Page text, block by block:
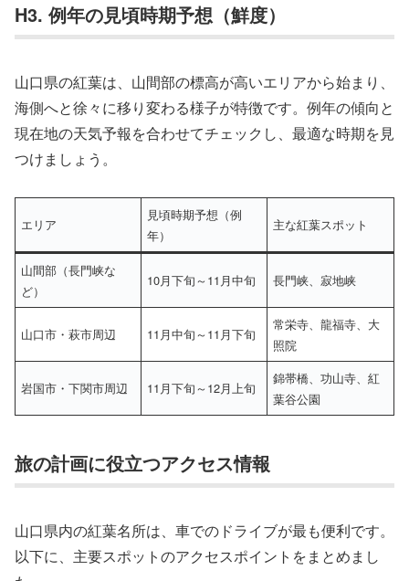
H3. 例年の見頃時期予想（鮮度）
山口県の紅葉は、山間部の標高が高いエリアから始まり、
海側へと徐々に移り変わる様子が特徴です。例年の傾向と
現在地の天気予報を合わせてチェックし、最適な時期を見
つけましょう。
エリア
見頃時期予想（例
年）
主な紅葉スポット
山間部（長門峡な
ど）
10月下旬～11月中旬 長門峡、寂地峡
山口市・萩市周辺 11月中旬～11月下旬
常栄寺、龍福寺、大
照院
岩国市・下関市周辺 11月下旬～12月上旬
錦帯橋、功山寺、紅
葉谷公園
旅の計画に役立つアクセス情報
山口県内の紅葉名所は、車でのドライブが最も便利です。
以下に、主要スポットのアクセスポイントをまとめまし